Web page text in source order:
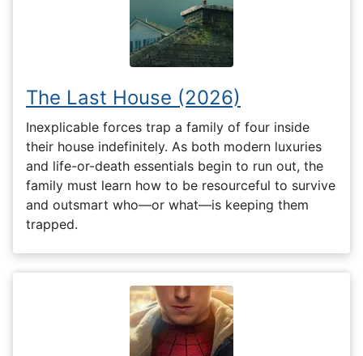
The Last House (2026)
Inexplicable forces trap a family of four inside
their house indefinitely. As both modern luxuries
and life-or-death essentials begin to run out, the
family must learn how to be resourceful to survive
and outsmart who—or what—is keeping them
trapped.